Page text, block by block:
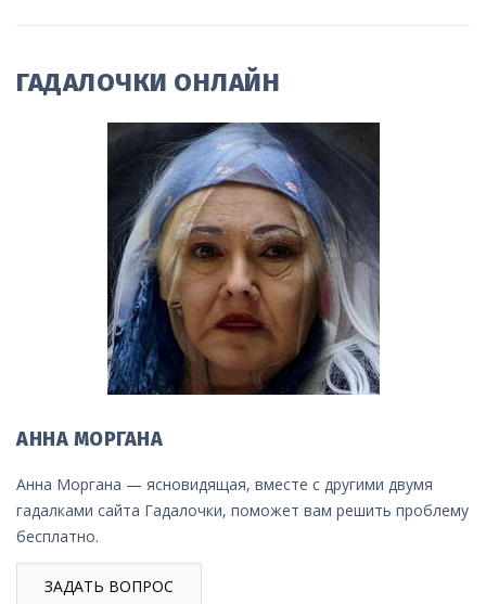
ГАДАЛОЧКИ ОНЛАЙН
АННА МОРГАНА
Анна Моргана — ясновидящая, вместе с другими двумя
гадалками сайта Гадалочки, поможет вам решить проблему
бесплатно.
ЗАДАТЬ ВОПРОС